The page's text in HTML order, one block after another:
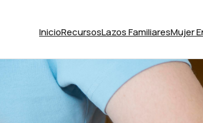
InicioRecursosLazos FamiliaresMujer